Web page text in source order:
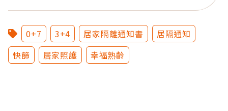
0+7 3+4 居家隔離通知書
居隔通知
快篩
居家照護 幸福熟齡